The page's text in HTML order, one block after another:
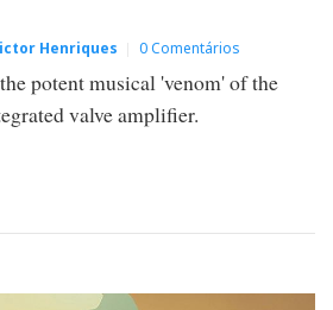
Henriques 0 Comentários
potent musical 'venom' of the
valve amplifier.